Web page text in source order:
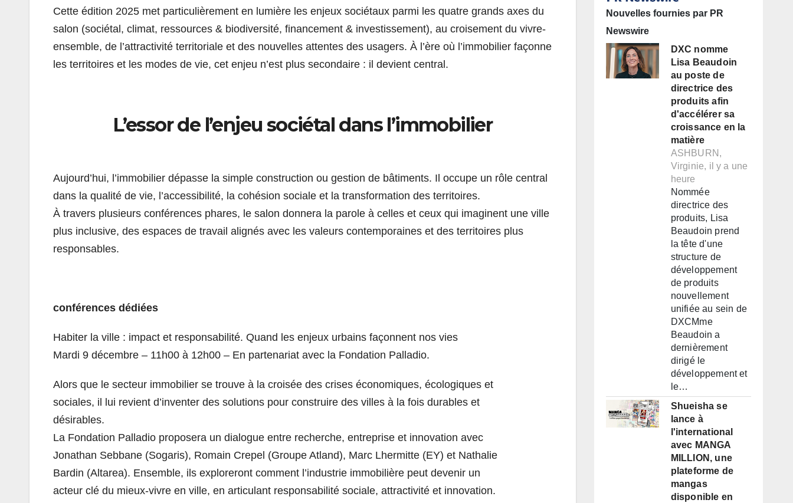
Cette édition 2025 met particulièrement en lumière les enjeux sociétaux parmi les quatre grands axes du
salon (sociétal, climat, ressources & biodiversité, financement & investissement), au croisement du vivre-
ensemble, de l’attractivité territoriale et des nouvelles attentes des usagers. À l’ère où l’immobilier façonne
les territoires et les modes de vie, cet enjeu n’est plus secondaire : il devient central.
L’essor de l’enjeu sociétal dans l’immobilier
Aujourd’hui, l’immobilier dépasse la simple construction ou gestion de bâtiments. Il occupe un rôle central
dans la qualité de vie, l’accessibilité, la cohésion sociale et la transformation des territoires.
À travers plusieurs conférences phares, le salon donnera la parole à celles et ceux qui imaginent une ville
plus inclusive, des espaces de travail alignés avec les valeurs contemporaines et des territoires plus
responsables.
conférences dédiées
Habiter la ville : impact et responsabilité. Quand les enjeux urbains façonnent nos vies
Mardi 9 décembre – 11h00 à 12h00 – En partenariat avec la Fondation Palladio.
Alors que le secteur immobilier se trouve à la croisée des crises économiques, écologiques et
sociales, il lui revient d’inventer des solutions pour construire des villes à la fois durables et
désirables.
La Fondation Palladio proposera un dialogue entre recherche, entreprise et innovation avec
Jonathan Sebbane (Sogaris), Romain Crepel (Groupe Atland), Marc Lhermitte (EY) et Nathalie
Bardin (Altarea). Ensemble, ils exploreront comment l’industrie immobilière peut devenir un
acteur clé du mieux-vivre en ville, en articulant responsabilité sociale, attractivité et innovation.
Nouvelles fournies par PR
Newswire
DXC nomme
Lisa Beaudoin
au poste de
directrice des
produits afin
d'accélérer sa
croissance en la
matière
ASHBURN,
Virginie, il y a une
heure
Nommée
directrice des
produits, Lisa
Beaudoin prend
la tête d'une
structure de
développement
de produits
nouvellement
unifiée au sein de
DXCMme
Beaudoin a
dernièrement
dirigé le
développement et
le…
Shueisha se
lance à
l'international
avec MANGA
MILLION, une
plateforme de
mangas
disponible en